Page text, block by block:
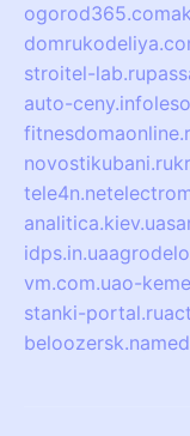
ogorod365.com
stroitel-lab.ru
auto-ceny.info
novostikubani.ru
tele4n.net
analitica.kiev.ua
idps.in.ua
vm.com.uao-
stanki-portal.ru
beloozersk.name